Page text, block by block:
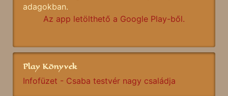
adagokban.
Az app letölthető a Google Play-ből.
Play Könyvek
Infofüzet - Csaba testvér nagy családja